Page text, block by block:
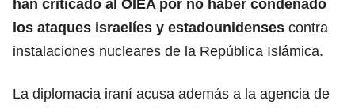
han criticado al OIEA por no haber condenado
los ataques israelíes y estadounidenses contra
instalaciones nucleares de la República Islámica.
La diplomacia iraní acusa además a la agencia de